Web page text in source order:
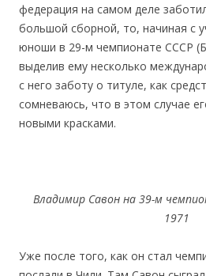
федерация на самом деле
большой сборной, то, начиная с
юноши в 29-м чемпионате СССР
выделив ему несколько
с него заботу о титуле, как
сомневаюсь, что в этом случае
новыми красками.
Владимир Савон на 39-м
1971
Уже после того, как он стал